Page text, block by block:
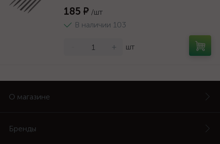
185 ₽ /шт
В наличии 103
+ шт
О магазине
Бренды